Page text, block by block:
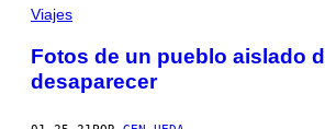
Viajes
Fotos de un pueblo aislado
desaparecer